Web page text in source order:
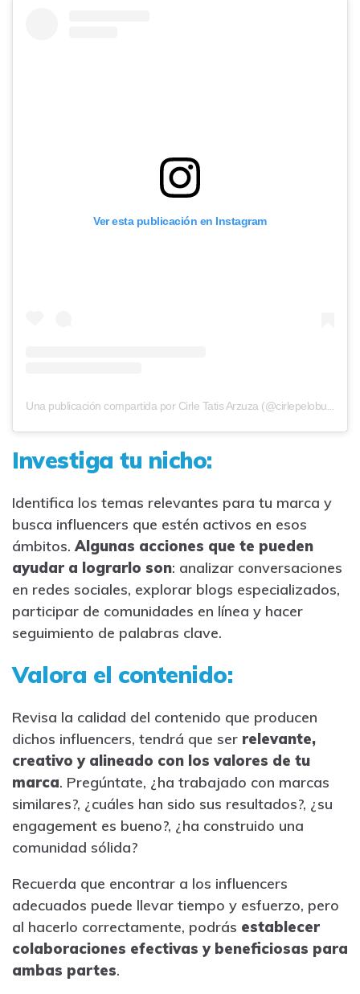
Ver esta publicación en Instagram
Una publicación compartida por Cirle Tatis Arzuza (@cirlepelobueno)
Investiga tu nicho:
Identifica los temas relevantes para tu marca y
busca influencers que estén activos en esos
ámbitos.Algunas acciones que te pueden
ayudar a lograrlo son: analizar conversaciones
en redes sociales, explorar blogs especializados,
participar de comunidades en línea y hacer
seguimiento de palabras clave.
Valora el contenido:
Revisa la calidad del contenido que producen
dichos influencers, tendrá que ser relevante,
creativo y alineado con los valores de tu
marca. Pregúntate, ¿ha trabajado con marcas
similares?, ¿cuáles han sido sus resultados?, ¿su
engagement es bueno?, ¿ha construido una
comunidad sólida?
Recuerda que encontrar a los influencers
adecuados puede llevar tiempo y esfuerzo, pero
al hacerlo correctamente, podrás establecer
colaboraciones efectivas y beneficiosas para
ambas partes.